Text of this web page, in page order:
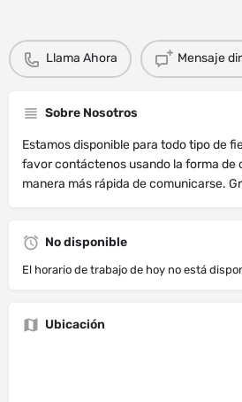
Llama Ahora Mensaje
Sobre Nosotros
Estamos disponible para todo tipo de
favor contáctenos usando la forma de
manera más rápida de comunicarse.
No disponible
El horario de trabajo de hoy no está
Ubicación